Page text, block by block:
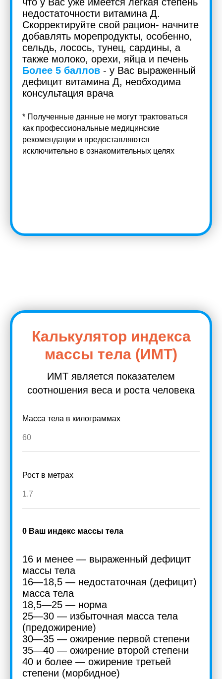
недостаточности витамина Д.
Скорректируйте свой рацион- начните
добавлять морепродукты, особенно,
сельдь, лосось, тунец, сардины, а
также молоко, орехи, яйца и печень
Более 5 баллов - у Вас выраженный
дефицит витамина Д, необходима
консультация врача
* Полученные данные не могут трактоваться
как профессиональные медицинские
рекомендации и предоставляются
исключительно в ознакомительных целях
Калькулятор индекса
массы тела (ИМТ)
ИМТ является показателем
соотношения веса и роста человека
Масса тела в килограммах
Рост в метрах
0 Ваш индекс массы тела
16 и менее — выраженный дефицит
массы тела
16—18,5 — недостаточная (дефицит)
масса тела
18,5—25 — норма
25—30 — избыточная масса тела
(предожирение)
30—35 — ожирение первой степени
35—40 — ожирение второй степени
40 и более — ожирение третьей
степени (морбидное)